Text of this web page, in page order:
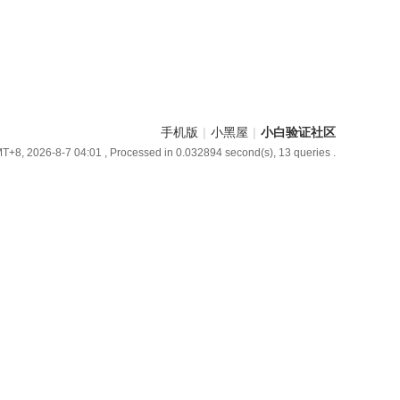
手机版 | 小黑屋 | 小白验证社区
2026-8-7 04:01 , Processed in 0.032894 second(s), 13 queries .